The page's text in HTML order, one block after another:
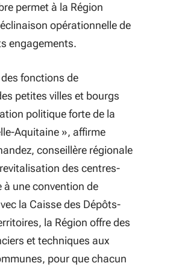
permet à la Région
opérationnelle de
engagements.
fonctions de
petites villes et bourgs
politique forte de la
Aquitaine », affirme
conseillère régionale
revitalisation des centres-
à une convention de
la Caisse des Dépôts-
la Région offre des
et techniques aux
pour que chacun